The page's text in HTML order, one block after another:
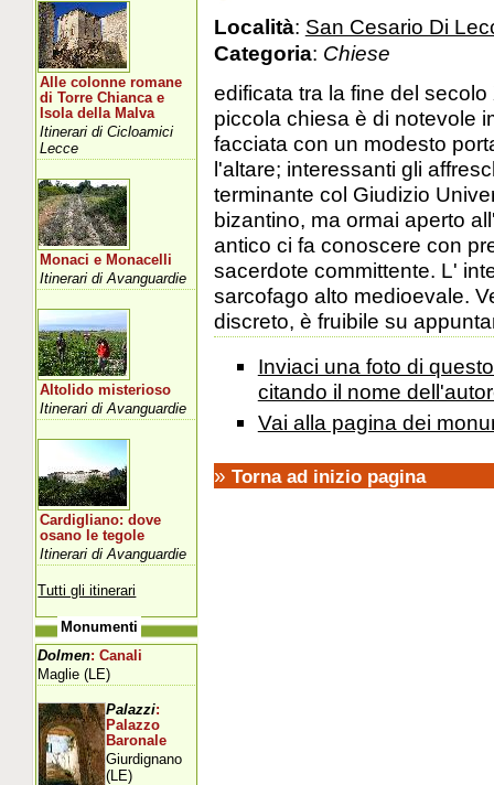
Località: San Cesario Di
Categoria: Chiese
edificata tra la fine del
piccola chiesa è di notevole
facciata con un modesto
l'altare; interessanti gli
terminante col Giudizio
bizantino, ma ormai aperto
antico ci fa conoscere con
sacerdote committente. L'
sarcofago alto medioevale.
discreto, è fruibile su
Inviaci una foto di
citando il nome
Vai alla pagina dei
» Torna ad inizio pagina
Alle colonne romane
di Torre Chianca e
Isola della Malva
Itinerari di Cicloamici
Lecce
Monaci e Monacelli
Itinerari di Avanguardie
Altolido misterioso
Itinerari di Avanguardie
Cardigliano: dove
osano le tegole
Itinerari di Avanguardie
Tutti gli itinerari
Monumenti
Dolmen: Canali
Maglie (LE)
Palazzi:
Palazzo
Baronale
Giurdignano
(LE)